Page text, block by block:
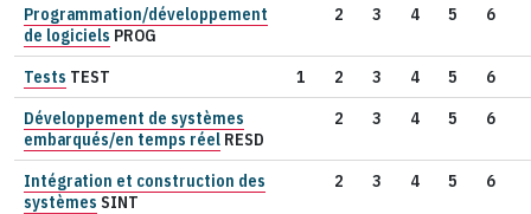
Programmation/développement
de logiciels PROG
2 3 4 5 6
Tests TEST 1 2 3 4 5
6
Développement de systèmes
embarqués/en temps réel RESD
2 3 4 5 6
Intégration et construction des
systèmes SINT
2 3 4 5 6